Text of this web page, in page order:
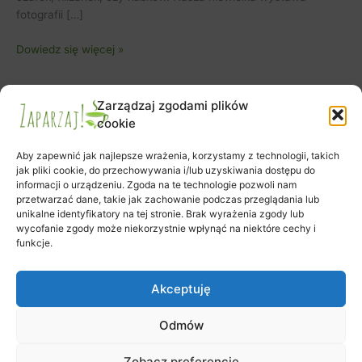
Zarządzaj zgodami plików
cookie
Aby zapewnić jak najlepsze wrażenia, korzystamy z technologii, takich
jak pliki cookie, do przechowywania i/lub uzyskiwania dostępu do
informacji o urządzeniu. Zgoda na te technologie pozwoli nam
przetwarzać dane, takie jak zachowanie podczas przeglądania lub
unikalne identyfikatory na tej stronie. Brak wyrażenia zgody lub
wycofanie zgody może niekorzystnie wpłynąć na niektóre cechy i
funkcje.
Akceptuję
Odmów
fotografii […]
Dowiedz się więcej »
Zapisy na warsztaty
Zamówienie
Koszyk